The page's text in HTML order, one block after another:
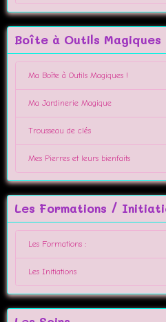
Boîte à Outils Magiques
Ma Boîte à Outils Magiques !
Ma Jardinerie Magique
Trousseau de clés
Mes Pierres et leurs bienfaits
Les Formations /
Les Formations :
Les Initiations